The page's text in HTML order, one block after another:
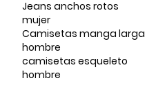
Jeans anchos rotos
mujer
Camisetas manga larga
hombre
camisetas esqueleto
hombre